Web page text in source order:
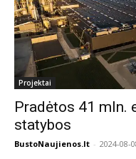
Projektai
Pradėtos 41 mln.
statybos
BustoNaujienos.lt - 2024-08-